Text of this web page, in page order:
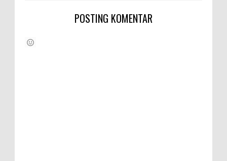
POSTING KOMENTAR